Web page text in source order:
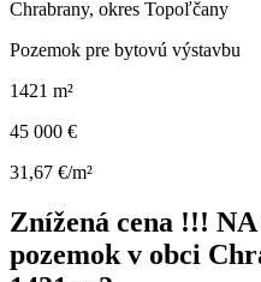
Chrabrany, okres Topoľčany
Pozemok pre bytovú výstavbu
1421 m²
45 000 €
31,67 €/m²
Znížená cena !!!
pozemok v obci